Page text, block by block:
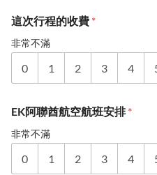
這次行程的收費 *
非常不滿
0 1 2 3 4
EK阿聯酋航空航班安排*
非常不滿
0 1 2 3 4